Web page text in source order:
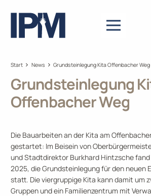
Start News Grundsteinlegung Kita Offenbacher Weg
Grundsteinlegung
Offenbacher Weg
Die Bauarbeiten an der Kita am
gestartet: Im Beisein von
und Stadtdirektor Burkhard Hintzsche fand
2025, die Grundsteinlegung für den neuen
statt. Die viergruppige Kita kann damit um
Gruppen und ein Familienzentrum mit